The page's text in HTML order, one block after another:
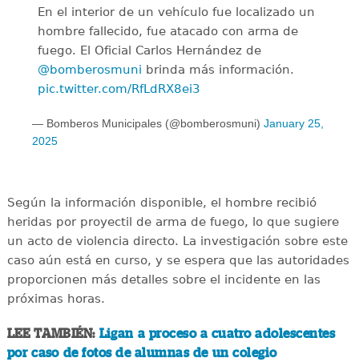
En el interior de un vehículo fue localizado un
hombre fallecido, fue atacado con arma de
fuego. El Oficial Carlos Hernández de
@bomberosmuni brinda más información.
pic.twitter.com/RfLdRX8ei3
— Bomberos Municipales (@bomberosmuni) January 25,
2025
Según la información disponible, el hombre recibió
heridas por proyectil de arma de fuego, lo que sugiere
un acto de violencia directo. La investigación sobre este
caso aún está en curso, y se espera que las autoridades
proporcionen más detalles sobre el incidente en las
próximas horas.
LEE TAMBIÉN: Ligan a proceso a cuatro adolescentes
por caso de fotos de alumnas de un colegio